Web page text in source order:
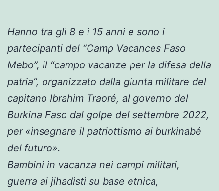
Hanno tra gli 8 e i 15 anni e sono i
partecipanti del “Camp Vacances Faso
Mebo”, il “campo vacanze per la difesa della
patria”, organizzato dalla giunta militare del
capitano Ibrahim Traoré, al governo del
Burkina Faso dal golpe del settembre 2022,
per «insegnare il patriottismo ai burkinabé
del futuro».
Bambini in vacanza nei campi militari,
guerra ai jihadisti su base etnica,